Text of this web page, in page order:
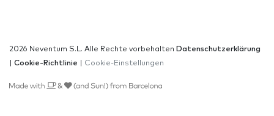
2026 Neventum S.L. Alle Rechte vorbehalten Datenschutzerklärung
Cookie-Richtlinie Cookie-Einstellungen